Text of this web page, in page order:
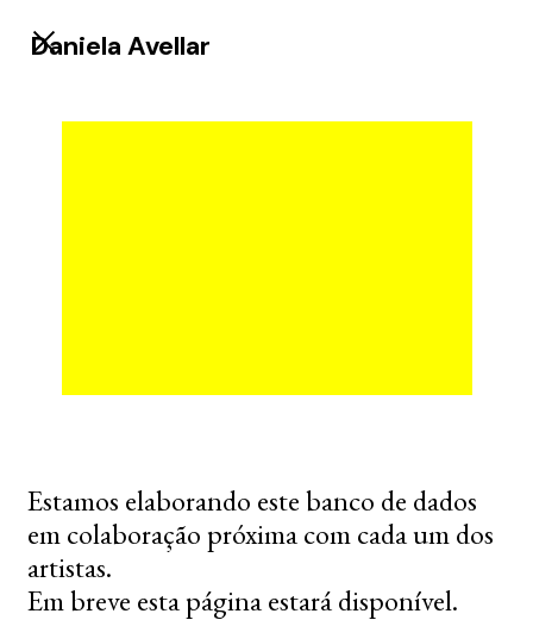
Daniela Avellar
Estamos elaborando este banco de dados
em colaboração próxima com cada um dos
artistas.
Em breve esta página estará disponível.